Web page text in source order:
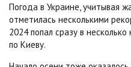
Погода в Украине, учитывая
отметилась несколькими
2024 попал сразу в
по Киеву.